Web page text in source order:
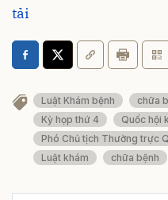
tải
Luật Khám bệnh chữa
Kỳ họp thứ 4
Quốc hội
Phó Chủ tịch Thường trực
Luật khám
chữa bệnh